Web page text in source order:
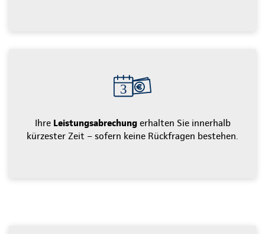
Ihre Leistungsabrechungerhalten Sie innerhalb
kürzester Zeit – sofern keine Rückfragen bestehen.